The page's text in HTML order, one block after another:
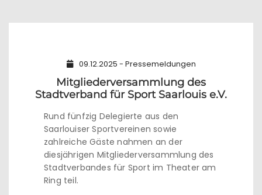
09.12.2025 - Pressemeldungen
Mitgliederversammlung des
Stadtverband für Sport Saarlouis e.V.
Rund fünfzig Delegierte aus den
Saarlouiser Sportvereinen sowie
zahlreiche Gäste nahmen an der
diesjährigen Mitgliederversammlung des
Stadtverbandes für Sport im Theater am
Ring teil.